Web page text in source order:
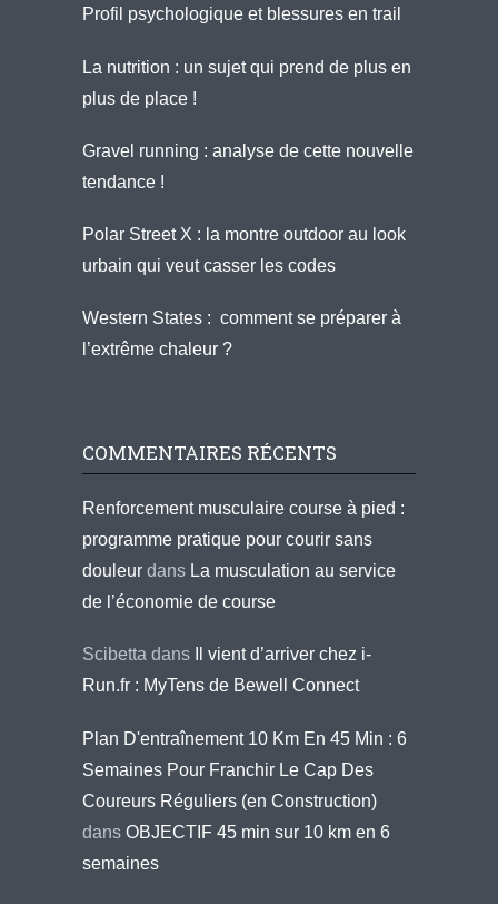
Profil psychologique et blessures en trail
La nutrition : un sujet qui prend de plus en
plus de place !
Gravel running : analyse de cette nouvelle
tendance !
Polar Street X : la montre outdoor au look
urbain qui veut casser les codes
Western States : comment se préparer à
l’extrême chaleur ?
COMMENTAIRES RÉCENTS
Renforcement musculaire course à pied :
programme pratique pour courir sans
douleur dans La musculation au service
de l’économie de course
Scibetta dans
Il vient d’arriver chez i-
Run.fr : MyTens de Bewell Connect
Plan D'entraînement 10 Km En 45 Min : 6
Semaines Pour Franchir Le Cap Des
Coureurs Réguliers (en Construction)
dans OBJECTIF 45 min sur 10 km en 6
semaines